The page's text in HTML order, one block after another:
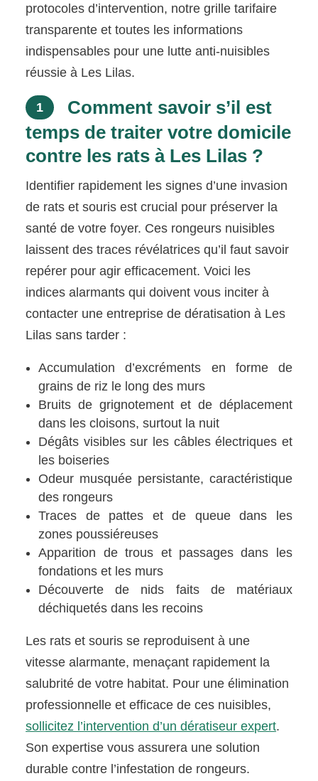
protocoles d’intervention, notre grille tarifaire
transparente et toutes les informations
indispensables pour une lutte anti-nuisibles
réussie à Les Lilas.
1
Comment savoir s’il est
temps de traiter votre domicile
contre les rats à Les Lilas ?
Identifier rapidement les signes d’une invasion
de rats et souris est crucial pour préserver la
santé de votre foyer. Ces rongeurs nuisibles
laissent des traces révélatrices qu’il faut savoir
repérer pour agir efficacement. Voici les
indices alarmants qui doivent vous inciter à
contacter une entreprise de dératisation à Les
Lilas sans tarder :
Accumulation d’excréments en forme de
grains de riz le long des murs
Bruits de grignotement et de déplacement
dans les cloisons, surtout la nuit
Dégâts visibles sur les câbles électriques et
les boiseries
Odeur musquée persistante, caractéristique
des rongeurs
Traces de pattes et de queue dans les
zones poussiéreuses
Apparition de trous et passages dans les
fondations et les murs
Découverte de nids faits de matériaux
déchiquetés dans les recoins
Les rats et souris se reproduisent à une
vitesse alarmante, menaçant rapidement la
salubrité de votre habitat. Pour une élimination
professionnelle et efficace de ces nuisibles,
sollicitez l’intervention d’un dératiseur expert.
Son expertise vous assurera une solution
durable contre l’infestation de rongeurs.